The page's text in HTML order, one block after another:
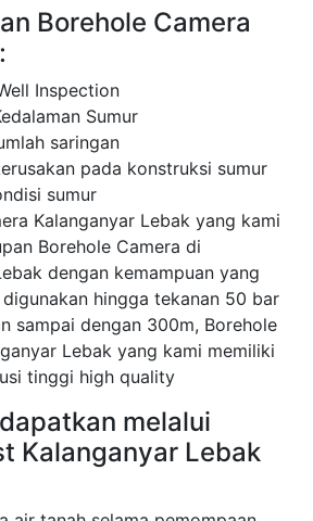
Borehole Camera
Inspection
Sumur
saringan
pada konstruksi sumur
sumur
Kalanganyar Lebak yang kami
Borehole Camera di
dengan kemampuan yang
hingga tekanan 50 bar
sampai dengan 300m, Borehole
Lebak yang kami memiliki
tinggi high quality
melalui
Kalanganyar Lebak